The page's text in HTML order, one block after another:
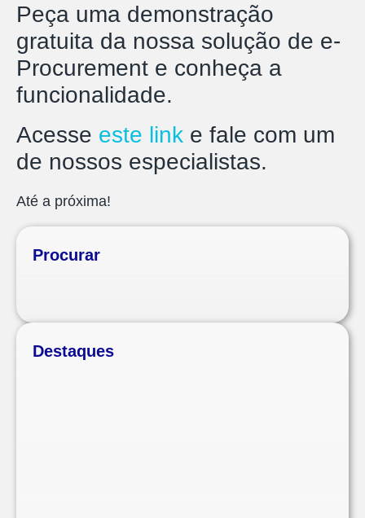
Peça uma demonstração
gratuita da nossa solução de e-
Procurement e conheça a
funcionalidade.
Acesse este link e fale com um
de nossos especialistas.
Até a próxima!
Procurar
Destaques